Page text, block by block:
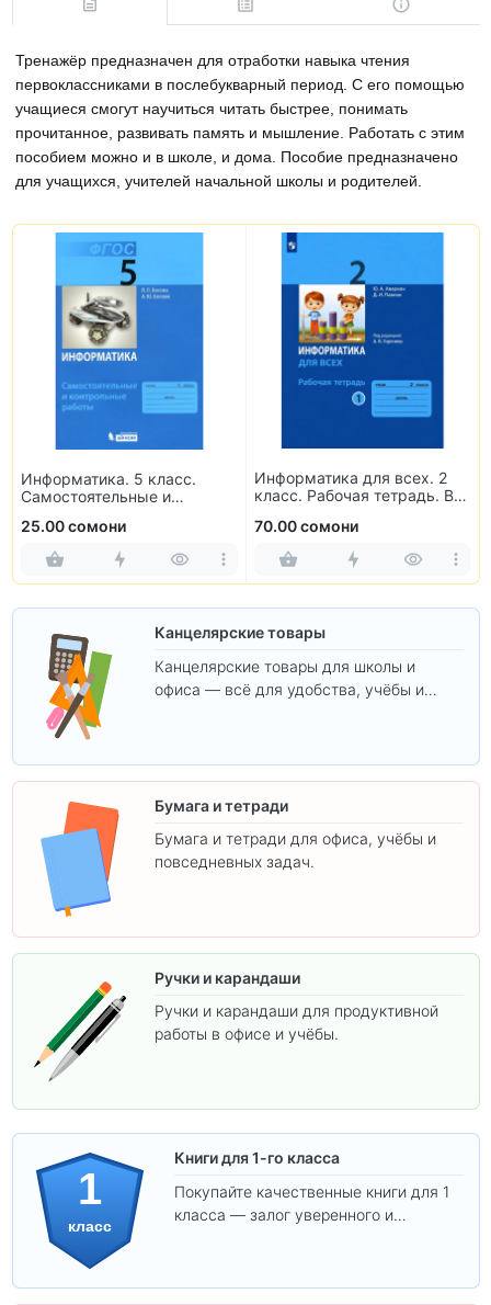
Тренажёр предназначен для отработки навыка чтения
первоклассниками в послебукварный период. С его помощью
учащиеся смогут научиться читать быстрее, понимать
прочитанное, развивать память и мышление. Работать с этим
пособием можно и в школе, и дома. Пособие предназначено
для учащихся, учителей начальной школы и родителей.
Информатика. 5 класс.
Самостоятельные и
25.00 сомони
Информатика для всех. 2
класс. Рабочая тетрадь. В
70.00 сомони
Канцелярские товары
Канцелярские товары для школы и
офиса — всё для удобства, учёбы и
Бумага и тетради
Бумага и тетради для офиса, учёбы и
повседневных задач.
Ручки и карандаши
Ручки и карандаши для продуктивной
работы в офисе и учёбы.
1
класс
Книги для 1-го класса
Покупайте качественные книги для 1
класса — залог уверенного и